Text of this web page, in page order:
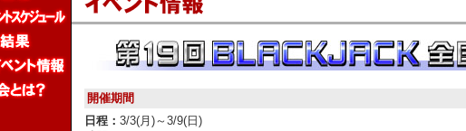
開催期間
日程： 3/3(月)～3/9(日)